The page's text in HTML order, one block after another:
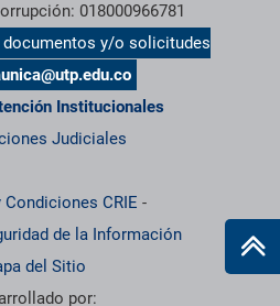
018000966781
documentos y/o solicitudes
Institucionales
Judiciales
CRIE -
de la Información
del Sitio
por: